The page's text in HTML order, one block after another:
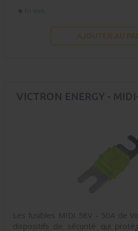
En stock
AJOUTER AU
VICTRON ENERGY -
Les fusibles MIDI 58V - 50A de
dispositifs de sécurité qui